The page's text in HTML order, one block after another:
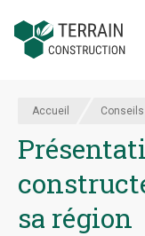
Accueil Conseils
sa région